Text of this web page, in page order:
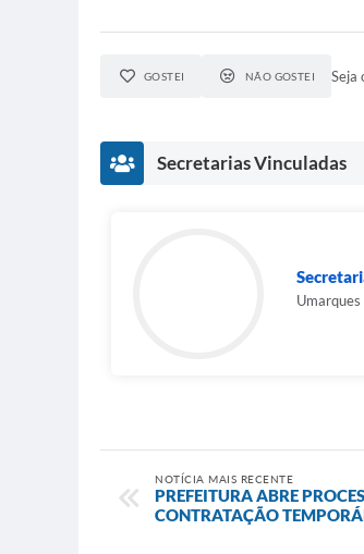
GOSTEI NÃO GOSTEI Seja
Secretarias Vinculadas
NOTÍCIA MAIS RECENTE
PREFEITURA ABRE
CONTRATAÇÃO